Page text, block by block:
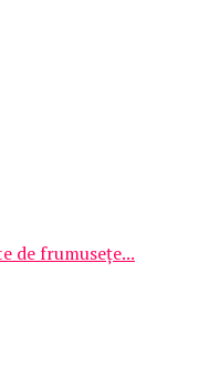
de frumusețe...